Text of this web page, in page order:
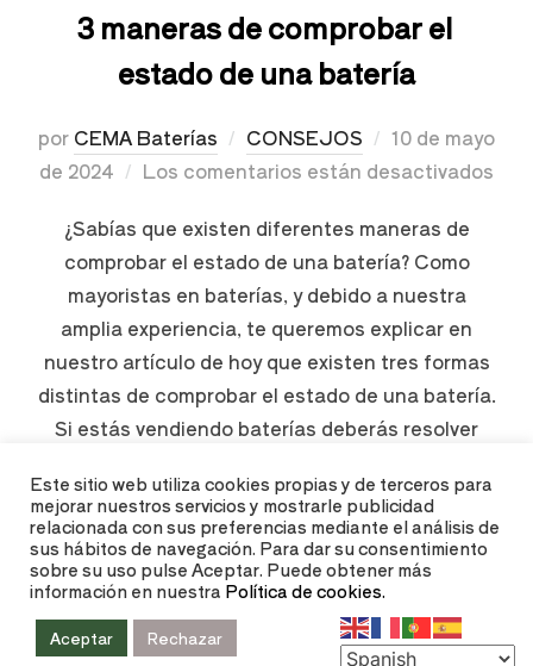
3 maneras de comprobar el
estado de una batería
por CEMA Baterías CONSEJOS
10 de mayo
de 2024
Los comentarios están desactivados
¿Sabías que existen diferentes maneras de
comprobar el estado de una batería? Como
mayoristas en baterías, y debido a nuestra
amplia experiencia, te queremos explicar en
nuestro artículo de hoy que existen tres formas
distintas de comprobar el estado de una batería.
Si estás vendiendo baterías deberás resolver
LEER MÁS
Este sitio web utiliza cookies propias y de terceros para
mejorar nuestros servicios y mostrarle publicidad
relacionada con sus preferencias mediante el análisis de
sus hábitos de navegación. Para dar su consentimiento
sobre su uso pulse Aceptar. Puede obtener más
información en nuestra Política de cookies.
Aceptar Rechazar